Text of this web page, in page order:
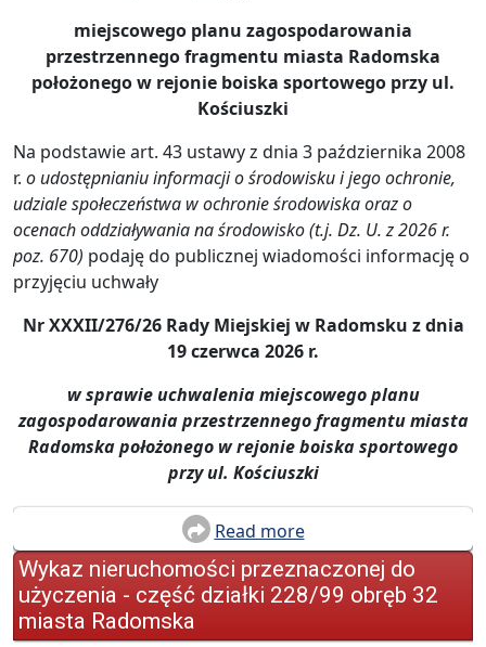
miejscowego planu zagospodarowania
przestrzennegofragmentu miasta Radomska
położonego w rejonie boiska sportowego przy ul.
Kościuszki
Na podstawie art. 43 ustawy z dnia 3 października 2008
r. o udostępnianiu informacji o środowisku i jego ochronie,
udziale społeczeństwa w ochronie środowiska oraz o
ocenach oddziaływania na środowisko (t.j. Dz. U. z 2026 r.
poz. 670) podaję do publicznej wiadomości informację o
przyjęciu uchwały
Nr XXXII/276/26 Rady Miejskiej w Radomsku z dnia
19 czerwca 2026 r.
w sprawie uchwalenia miejscowego planu
zagospodarowania przestrzennegofragmentu miasta
Radomska położonego w rejonie boiska sportowego
przy ul. Kościuszki
Read more
Wykaz nieruchomości przeznaczonej do
użyczenia - część działki 228/99 obręb 32
miasta Radomska